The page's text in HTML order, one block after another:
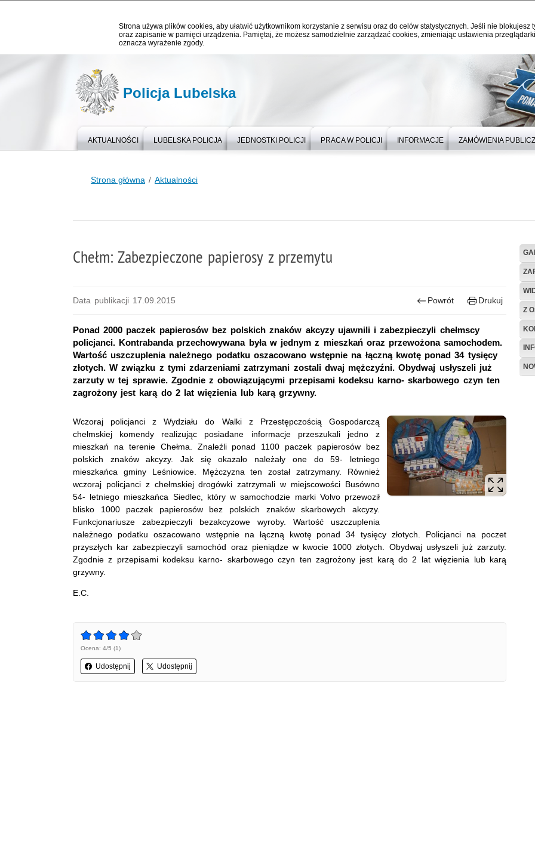
Strona używa plików cookies, aby ułatwić użytkownikom korzystanie z serwisu oraz do celów statystycznych. Jeśli nie blokujesz
oraz zapisanie w pamięci urządzenia. Pamiętaj, że możesz samodzielnie zarządzać cookies, zmieniając ustawienia
oznacza wyrażenie zgody.
Policja Lubelska
AKTUALNOŚCI LUBELSKA POLICJA JEDNOSTKI POLICJI PRACA W POLICJI INFORMACJE ZAMÓWIENIA
Strona główna Aktualności
Chełm: Zabezpieczone papierosy z przemytu
Data publikacji 17.09.2015 Powrót Drukuj
Ponad 2000 paczek papierosów bez polskich znaków akcyzy ujawnili i zabezpieczyli chełmscy
policjanci. Kontrabanda przechowywana była w jednym z mieszkań oraz przewożona samochodem.
Wartość uszczuplenia należnego podatku oszacowano wstępnie na łączną kwotę ponad 34 tysięcy
złotych. W związku z tymi zdarzeniami zatrzymani zostali dwaj mężczyźni. Obydwaj usłyszeli już
zarzuty w tej sprawie. Zgodnie z obowiązującymi przepisami kodeksu karno- skarbowego czyn ten
zagrożony jest karą do 2 lat więzienia lub karą grzywny.
Wczoraj policjanci z Wydziału do Walki z Przestępczością Gospodarczą
chełmskiej komendy realizując posiadane informacje przeszukali jedno z
mieszkań na terenie Chełma. Znaleźli ponad 1100 paczek papierosów bez
polskich znaków akcyzy. Jak się okazało należały one do 59- letniego
mieszkańca gminy Leśniowice. Mężczyzna ten został zatrzymany. Również
wczoraj policjanci z chełmskiej drogówki zatrzymali w miejscowości Busówno
54- letniego mieszkańca Siedlec, który w samochodzie marki Volvo przewoził
blisko 1000 paczek papierosów bez polskich znaków skarbowych akcyzy.
Funkcjonariusze zabezpieczyli bezakcyzowe wyroby. Wartość uszczuplenia
należnego podatku oszacowano wstępnie na łączną kwotę ponad 34 tysięcy złotych. Policjanci na poczet
przyszłych kar zabezpieczyli samochód oraz pieniądze w kwocie 1000 złotych. Obydwaj usłyszeli już zarzuty.
Zgodnie z przepisami kodeksu karno- skarbowego czyn ten zagrożony jest karą do 2 lat więzienia lub karą
grzywny.
E.C.
Ocena: 4/5 (1)
Udostępnij Udostępnij
Z